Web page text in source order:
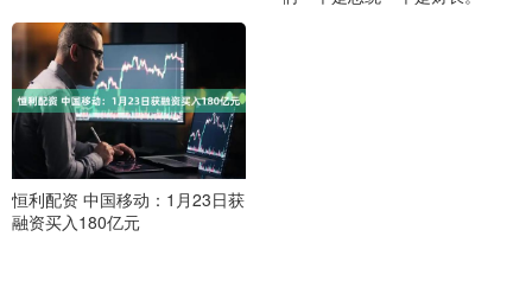
恒利配资 中国移动：1月23日获
融资买入180亿元